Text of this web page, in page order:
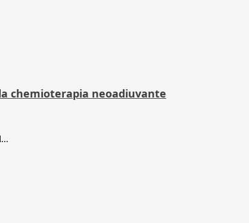
chemioterapia neoadiuvante